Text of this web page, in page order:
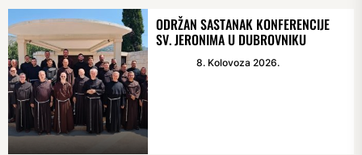
ODRŽAN SASTANAK KONFERENCIJE
SV. JERONIMA U DUBROVNIKU
8. Kolovoza 2026.